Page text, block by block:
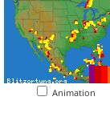
Animation